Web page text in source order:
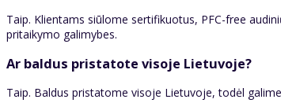
Taip. Klientams siūlome sertifikuotus, PFC-free
pritaikymo galimybes.
Ar baldus pristatote visoje Lietuvoje?
Taip. Baldus pristatome visoje Lietuvoje, todėl